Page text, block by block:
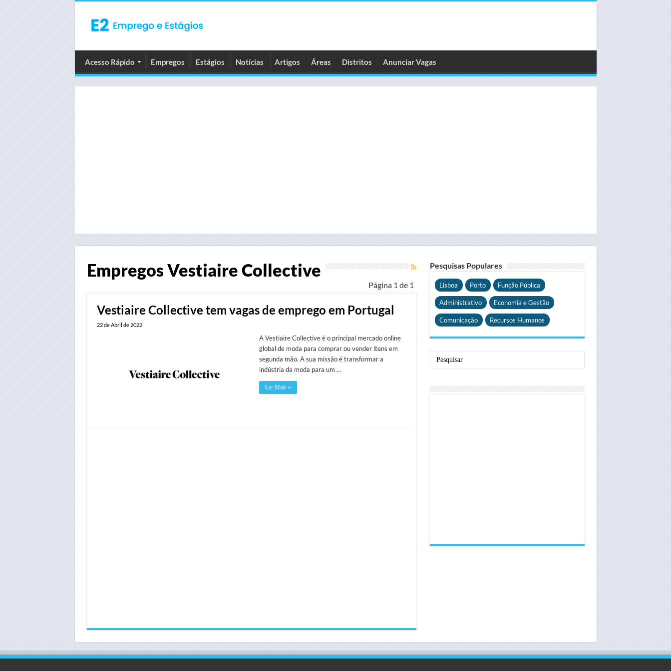
Acesso Rápido Empregos Estágios Notícias Artigos Áreas Distritos Anunciar Vagas
EmpregosVestiaire Collective
Página 1 de 1
Vestiaire Collective tem vagas de emprego em Portugal
22 de Abril de 2022
A Vestiaire Collective é o principal mercado online
global de moda para comprar ou vender itens em
segunda mão. A sua missão é transformar a
indústria da moda para um …
Ler Mais »
Pesquisas Populares
Lisboa Porto Função Pública
Administrativo Economia e Gestão
Comunicação Recursos Humanos